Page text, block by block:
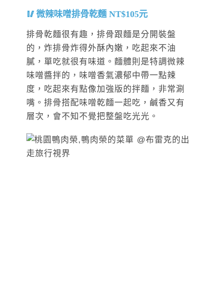
微辣味噌排骨乾麵 NT$105元
排骨乾麵很有趣，排骨跟麵是分開裝盤
的，炸排骨炸得外酥內嫩，吃起來不油
膩，單吃就很有味道。麵體則是特調微辣
味噌醬拌的，味噌香氣濃郁中帶一點辣
度，吃起來有點像加強版的拌麵，非常涮
嘴。排骨搭配味噌乾麵一起吃，鹹香又有
層次，會不知不覺把整盤吃光光。